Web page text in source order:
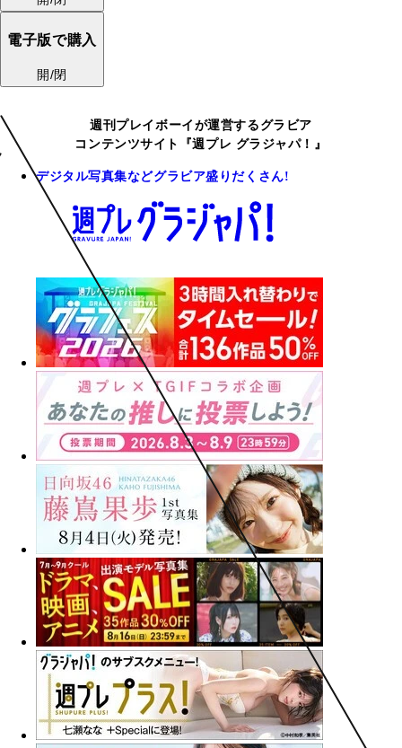
電子版で購入
開/閉
週刊プレイボーイが運営するグラビア
コンテンツサイト『週プレ グラジャパ！』
デジタル写真集などグラビア盛りだくさん!